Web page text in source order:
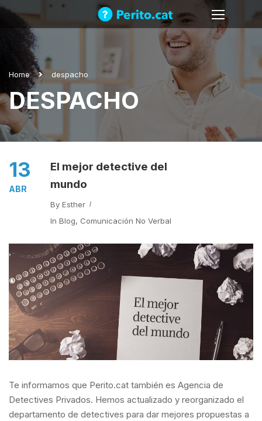
Home despacho
DESPACHO
13
ABR
El mejor detective del
mundo
By Esther
In Blog, Comunicación No Verbal
Te informamos que Perito.cat también es Agencia de
Detectives Privados. Hemos actualizado y reorganizado el
departamento de detectives para dar mejores propuestas a